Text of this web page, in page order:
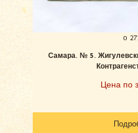
о
Самара. № 5.
Цена по